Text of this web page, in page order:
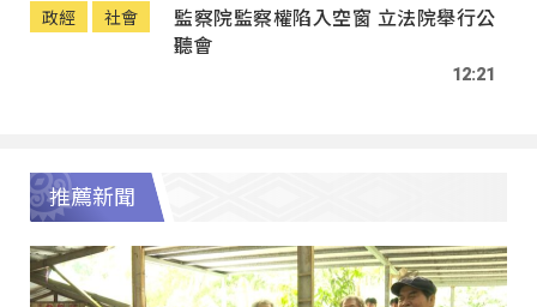
政經 社會
監察院監察權陷入空窗 立法院舉行公
聽會
12:21
推薦新聞